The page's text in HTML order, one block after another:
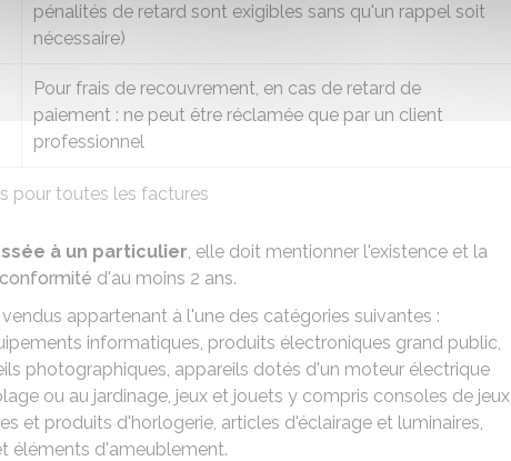
pour toutes les factures
pénalités de retard sont exigibles sans qu'un rappel soit
nécessaire)
Pour frais de recouvrement, en cas de retard de
paiement : ne peut être réclamée que par un client
professionnel
à un particulier, elle doit mentionner l'existence et la
d'au moins 2 ans.
appartenant à l'une des catégories suivantes :
informatiques, produits électroniques grand public,
photographiques, appareils dotés d'un moteur électrique
ou au jardinage, jeux et jouets y compris consoles de jeux
et produits d'horlogerie, articles d'éclairage et luminaires,
éléments d'ameublement.